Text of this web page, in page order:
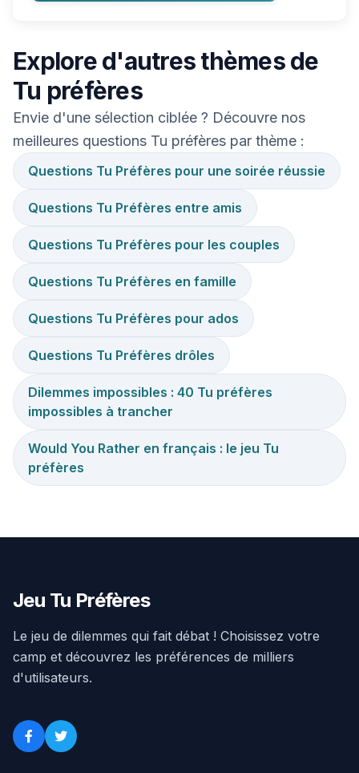
Explore d'autres thèmes de
Tu préfères
Envie d'une sélection ciblée ? Découvre nos
meilleures questions Tu préfères par thème :
Questions Tu Préfères pour une soirée réussie
Questions Tu Préfères entre amis
Questions Tu Préfères pour les couples
Questions Tu Préfères en famille
Questions Tu Préfères pour ados
Questions Tu Préfères drôles
Dilemmes impossibles : 40 Tu préfères
impossibles à trancher
Would You Rather en français : le jeu Tu
préfères
Jeu Tu Préfères
Le jeu de dilemmes qui fait débat ! Choisissez votre
camp et découvrez les préférences de milliers
d'utilisateurs.